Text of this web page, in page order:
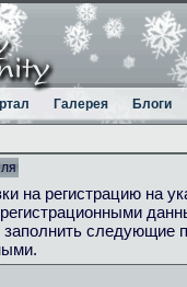
Галерея Блоги
на регистрацию на
следующие